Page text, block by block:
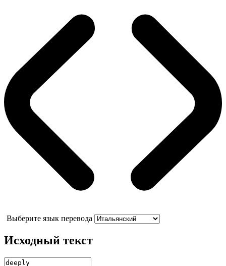
Выберите язык перевода
Исходный текст